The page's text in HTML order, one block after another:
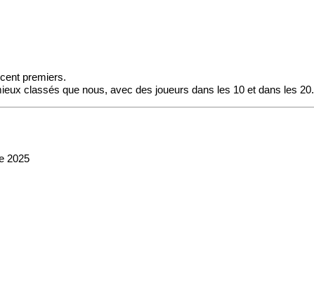
premiers.
classés que nous, avec des joueurs dans les 10 et dans les 20.
2025